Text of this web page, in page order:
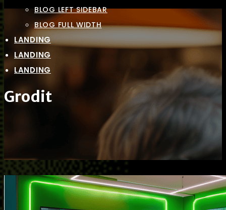
BLOG LEFT SIDEBAR
BLOG FULL WIDTH
LANDING
LANDING
LANDING
Grodit